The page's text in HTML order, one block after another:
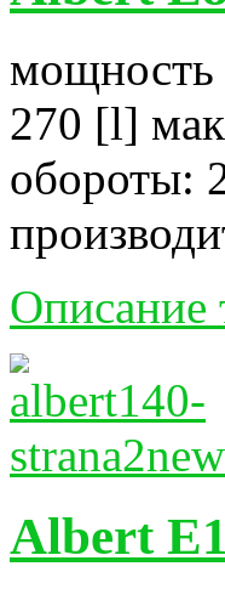
мощность
270 [l]
обороты:
Описание
Albert